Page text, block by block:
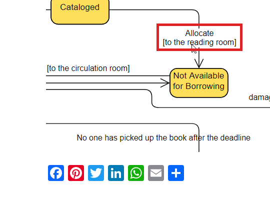
Facebook
Pinterest
Twitter
LinkedIn
WhatsApp
Email